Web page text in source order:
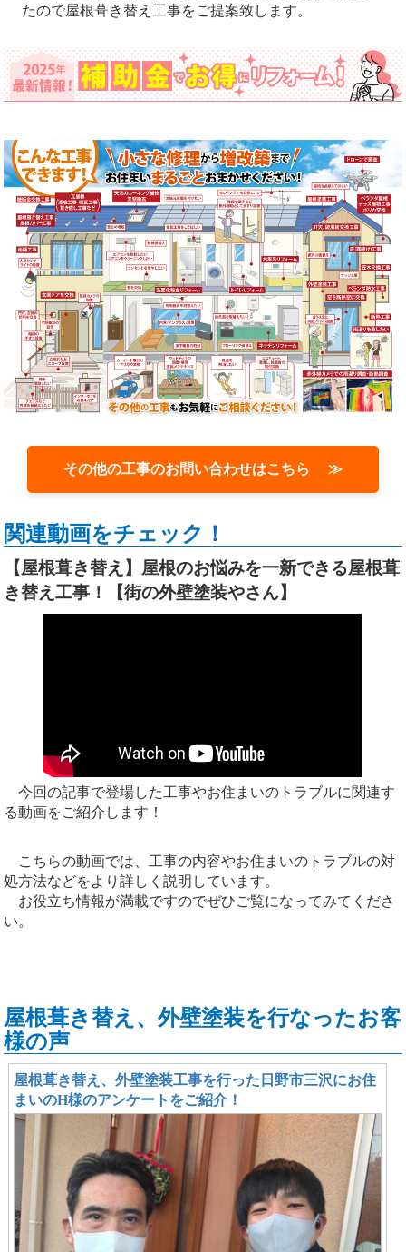
たので屋根葺き替え工事をご提案致します。
その他の工事のお問い合わせはこちら ≫
関連動画をチェック！
【屋根葺き替え】屋根のお悩みを一新できる屋根葺
き替え工事！【街の外壁塗装やさん】
今回の記事で登場した工事やお住まいのトラブルに関連す
る動画をご紹介します！
こちらの動画では、工事の内容やお住まいのトラブルの対
処方法などをより詳しく説明しています。
お役立ち情報が満載ですのでぜひご覧になってみてくださ
い。
屋根葺き替え、外壁塗装を行なったお客
様の声
屋根葺き替え、外壁塗装工事を行った日野市三沢にお住
まいのH様のアンケートをご紹介！